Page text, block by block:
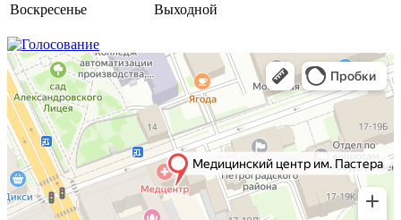
Воскресенье
Выходной